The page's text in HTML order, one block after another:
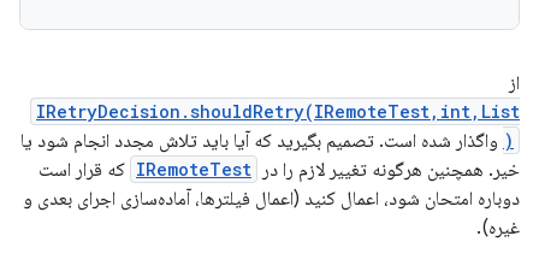
از
IRetryDecision.shouldRetry(IRemoteTest,int,List
) واگذار شده است. تصمیم بگیرید که آیا باید تلاش مجدد انجام شود یا
خیر. همچنین هرگونه تغییر لازم را در
IRemoteTest که قرار است
دوباره امتحان شود، اعمال کنید (اعمال فیلترها، آماده‌سازی اجرای بعدی و
غیره).